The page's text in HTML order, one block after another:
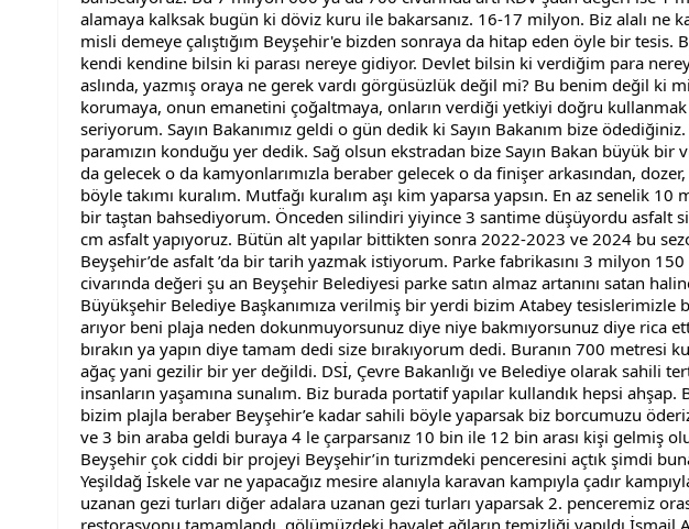
alamaya kalksak bugün ki döviz kuru ile bakarsanız. 16-17 milyon. Biz alalı ne
misli demeye çalıştığım Beyşehir'e bizden sonraya da hitap eden öyle bir tesis.
kendi kendine bilsin ki parası nereye gidiyor. Devlet bilsin ki verdiğim para
aslında, yazmış oraya ne gerek vardı görgüsüzlük değil mi? Bu benim değil ki
korumaya, onun emanetini çoğaltmaya, onların verdiği yetkiyi doğru
seriyorum. Sayın Bakanımız geldi o gün dedik ki Sayın Bakanım bize
paramızın konduğu yer dedik. Sağ olsun ekstradan bize Sayın Bakan büyük bir
da gelecek o da kamyonlarımızla beraber gelecek o da finişer arkasından,
böyle takımı kuralım. Mutfağı kuralım aşı kim yaparsa yapsın. En az senelik
bir taştan bahsediyorum. Önceden silindiri yiyince 3 santime düşüyordu asfalt
cm asfalt yapıyoruz. Bütün alt yapılar bittikten sonra 2022-2023 ve 2024 bu
Beyşehir’de asfalt ’da bir tarih yazmak istiyorum. Parke fabrikasını 3 milyon
civarında değeri şu an Beyşehir Belediyesi parke satın almaz artanını satan
Büyükşehir Belediye Başkanımıza verilmiş bir yerdi bizim Atabey tesislerimizle
arıyor beni plaja neden dokunmuyorsunuz diye niye bakmıyorsunuz diye rica
bırakın ya yapın diye tamam dedi size bırakıyorum dedi. Buranın 700 metresi
ağaç yani gezilir bir yer değildi. DSİ, Çevre Bakanlığı ve Belediye olarak sahili
insanların yaşamına sunalım. Biz burada portatif yapılar kullandık hepsi
bizim plajla beraber Beyşehir’e kadar sahili böyle yaparsak biz borcumuzu
ve 3 bin araba geldi buraya 4 le çarparsanız 10 bin ile 12 bin arası kişi gelmiş
Beyşehir çok ciddi bir projeyi Beyşehir’in turizmdeki penceresini açtık şimdi
Yeşildağ İskele var ne yapacağız mesire alanıyla karavan kampıyla çadır
uzanan gezi turları diğer adalara uzanan gezi turları yaparsak 2. penceremiz
restorasyonu tamamlandı. gölümüzdeki hayalet ağların temizliği yapıldı İsmail